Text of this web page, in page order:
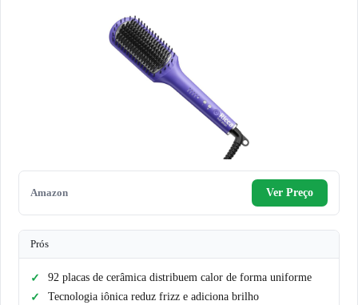
Amazon Ver Preço
Prós
92 placas de cerâmica distribuem calor de forma uniforme
Tecnologia iônica reduz frizz e adiciona brilho